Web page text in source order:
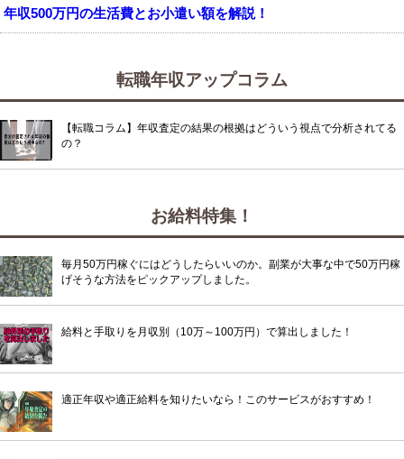
年収500万円の生活費とお小遣い額を解説！
転職年収アップコラム
【転職コラム】年収査定の結果の根拠はどういう視点で分析されてる
の？
お給料特集！
毎月50万円稼ぐにはどうしたらいいのか。副業が大事な中で50万円稼
げそうな方法をピックアップしました。
給料と手取りを月収別（10万～100万円）で算出しました！
適正年収や適正給料を知りたいなら！このサービスがおすすめ！